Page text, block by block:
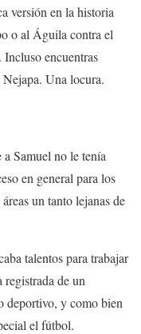
versión en la historia
o al Águila contra el
encuentras
Una locura.
Samuel no le tenía
en general para los
un tanto lejanas de
talentos para trabajar
registrada de un
deportivo, y como bien
el fútbol.